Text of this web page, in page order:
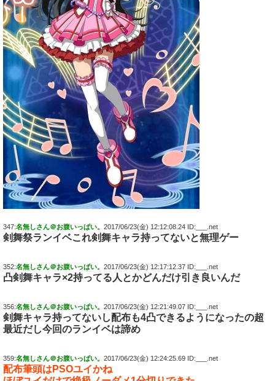
347:名無しさん＠お腹いっぱい。 2017/06/23(金) 12:12:08.24 ID:___.net
剣舞祭ランイベこれ剣舞キャラ持ってないと無理ゲー
352:名無しさん＠お腹いっぱい。 2017/06/23(金) 12:17:12.37 ID:___.net
凸剣舞キャラ×2持ってる人とかどんだけ引き良いんだ
356:名無しさん＠お腹いっぱい。 2017/06/23(金) 12:21:49.07 ID:___.net
剣舞キャラ持ってないし配布も4凸できるようになったの超
最近だし今回のランイベは諦め
359:名無しさん＠お腹いっぱい。 2017/06/23(金) 12:24:25.69 ID:___.net
配布筆頭はPSOユイかね